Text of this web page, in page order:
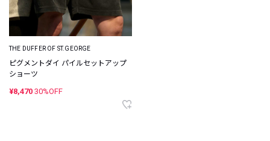
THE DUFFER OF ST.GEORGE
ピグメントダイ パイルセットアップ
ショーツ
¥8,470 30%OFF